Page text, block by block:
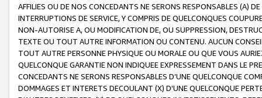
AFFILIES OU DE NOS CONCEDANTS NE SERONS RESPONSABLES (A)
INTERRUPTIONS DE SERVICE, Y COMPRIS DE QUELCONQUES
NON-AUTORISE A, OU MODIFICATION DE, OU SUPPRESSION,
TEXTE OU TOUT AUTRE INFORMATION OU CONTENU. AUCUN
TOUT AUTRE PERSONNE PHYSIQUE OU MORALE OU QUE VOUS
QUELCONQUE GARANTIE NON INDIQUEE EXPRESSEMENT DANS LE
CONCEDANTS NE SERONS RESPONSABLES D’UNE QUELCONQUE
DOMMAGES ET INTERETS DECOULANT (X) D'UNE QUELCONQUE